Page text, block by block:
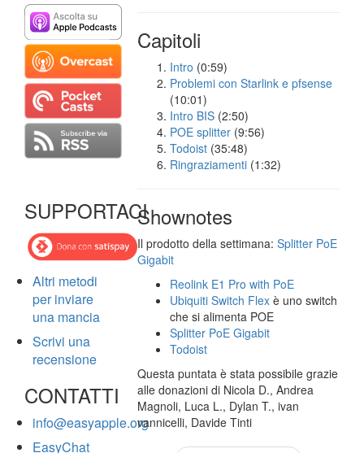
SUPPORTACI
Altri metodi
per inviare
una mancia
Scrivi una
recensione
CONTATTI
info@easyapple.org
EasyChat
Capitoli
Intro (0:59)
Problemi con Starlink e pfsense
(10:01)
Intro BIS (2:50)
POE splitter (9:56)
Todoist (35:48)
Ringraziamenti (1:32)
Shownotes
Il prodotto della settimana:Splitter PoE
Gigabit
Reolink E1 Pro with PoE
Ubiquiti Switch Flex è uno switch
che si alimenta POE
Splitter PoE Gigabit
Todoist
Questa puntata è stata possibile grazie
alle donazioni di Nicola D., Andrea
Magnoli, Luca L., Dylan T., ivan
vannicelli, Davide Tinti